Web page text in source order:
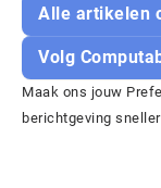
Alle artikelen
Volg
Maak ons jouw
berichtgeving